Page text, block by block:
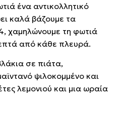
ένα αντικολλητικό
καλά βάζουμε τα
χαμηλώνουμε τη φωτιά
από κάθε πλευρά.
σε πιάτα,
ψιλοκομμένο και
λεμονιού και μια ωραία